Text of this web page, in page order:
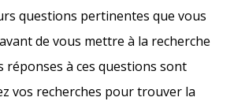
questions pertinentes que vous
de vous mettre à la recherche
réponses à ces questions sont
vos recherches pour trouver la